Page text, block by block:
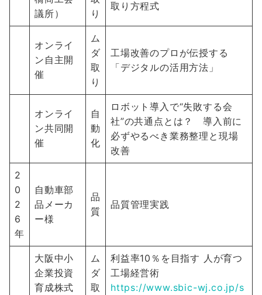
議所）
り
取り方程式
オンライ
ン自主開
催
ム
ダ
取
り
工場改善のプロが伝授する
「デジタルの活用方法」
オンライ
ン共同開
催
自
動
化
ロボット導入で“失敗する会
社”の共通点とは？ 導入前に
必ずやるべき業務整理と現場
改善
2
0
2
6
年
自動車部
品メーカ
ー様
品
質
品質管理実践
大阪中小
企業投資
育成株式
ム
ダ
取
利益率10％を目指す 人が育つ
工場経営術
https://www.sbic-wj.co.jp/s